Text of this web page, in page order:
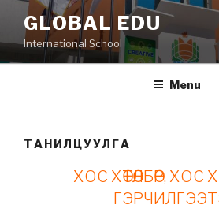
content
GLOBAL EDU
International School
Menu
ТАНИЛЦУУЛГА
ХОС ХӨТӨЛБӨР, ХОС